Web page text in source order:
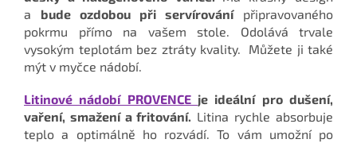
a bude ozdobou při servírovánípřipravovaného
pokrmu přímo na vašem stole. Odolává trvale
vysokým teplotám bez ztráty kvality.
Můžete ji také
mýt v myčce nádobí.
Litinové nádobí PROVENCE je ideální pro dušení,
vaření, smažení a fritování. Litina rychle absorbuje
teplo a optimálně ho rozvádí. To vám umožní po